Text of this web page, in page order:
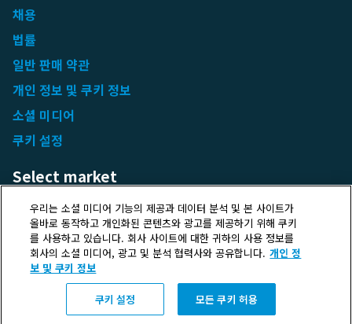
채용
법률
일반 판매 약관
개인 정보 및 쿠키 정보
소셜 미디어
쿠키 설정
Select market
Choose local site
Protecting life and assets
우리는 소셜 미디어 기능의 제공과 데이터 분석 및 본 사이트가
올바로 동작하고 개인화된 콘텐츠와 광고를 제공하기 위해 쿠키
를 사용하고 있습니다. 회사 사이트에 대한 귀하의 사용 정보를
회사의 소셜 미디어, 광고 및 분석 협력사와 공유합니다. 개인 정
보 및 쿠키 정보
쿠키 설정 모든 쿠키 허용